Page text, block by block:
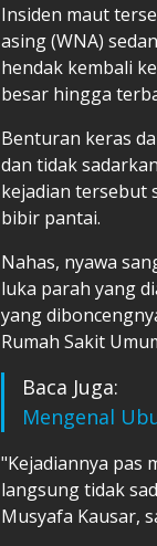
Insiden maut
asing (WNA)
hendak kembali
besar hingga
Benturan keras
dan tidak
kejadian tersebut
bibir pantai.
Nahas, nyawa
luka parah yang
yang
Rumah Sakit
Baca Juga:
Mengenal
"Kejadiannya pas
langsung tidak
Musyafa Kausar,